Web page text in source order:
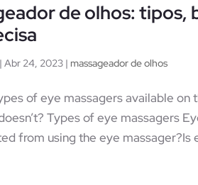
de olhos: tipos,
|Abr 24, 2023 | massageador de olhos
of eye massagers available on
Types of eye massagers
from using the eye massager?Is